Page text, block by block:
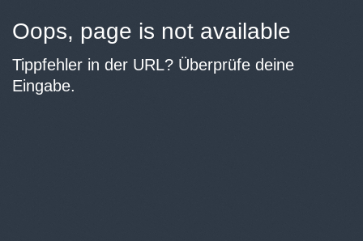
Oops, page is not available
Tippfehler in der URL? Überprüfe deine
Eingabe.